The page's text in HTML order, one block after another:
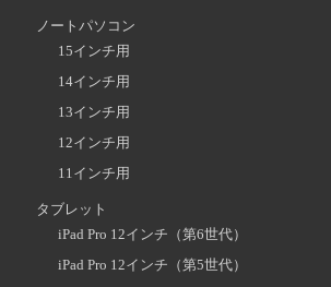
ノートパソコン
15インチ用
14インチ用
13インチ用
12インチ用
11インチ用
タブレット
iPad Pro 12インチ（第6世代）
iPad Pro 12インチ（第5世代）